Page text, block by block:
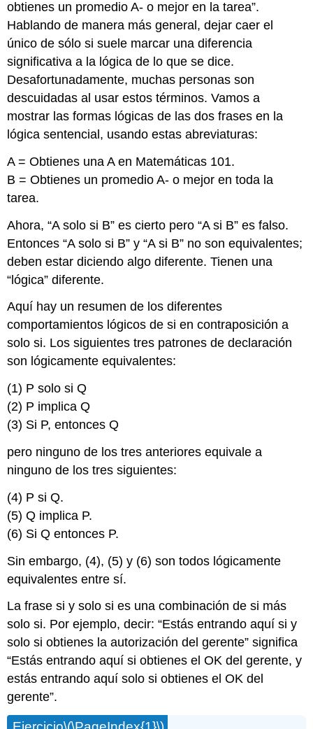
obtienes un promedio A- o mejor en la tarea”.
Hablando de manera más general, dejar caer el
único de sólo si suele marcar una diferencia
significativa a la lógica de lo que se dice.
Desafortunadamente, muchas personas son
descuidadas al usar estos términos. Vamos a
mostrar las formas lógicas de las dos frases en la
lógica sentencial, usando estas abreviaturas:
A = Obtienes una A en Matemáticas 101.
B = Obtienes un promedio A- o mejor en toda la
tarea.
Ahora, “A solo si B” es cierto pero “A si B” es falso.
Entonces “A solo si B” y “A si B” no son equivalentes;
deben estar diciendo algo diferente. Tienen una
“lógica” diferente.
Aquí hay un resumen de los diferentes
comportamientos lógicos de si en contraposición a
solo si. Los siguientes tres patrones de declaración
son lógicamente equivalentes:
(1) P solo si Q
(2) P implica Q
(3) Si P, entonces Q
pero ninguno de los tres anteriores equivale a
ninguno de los tres siguientes:
(4) P si Q.
(5) Q implica P.
(6) Si Q entonces P.
Sin embargo, (4), (5) y (6) son todos lógicamente
equivalentes entre sí.
La frase si y solo si es una combinación de si más
solo si. Por ejemplo, decir: “Estás entrando aquí si y
solo si obtienes la autorización del gerente” significa
“Estás entrando aquí si obtienes el OK del gerente, y
estás entrando aquí solo si obtienes el OK del
gerente”.